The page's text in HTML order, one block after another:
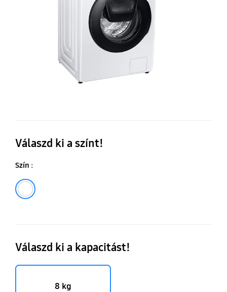
Válaszd ki a színt!
Szín :
Válaszd ki a kapacitást!
8 kg